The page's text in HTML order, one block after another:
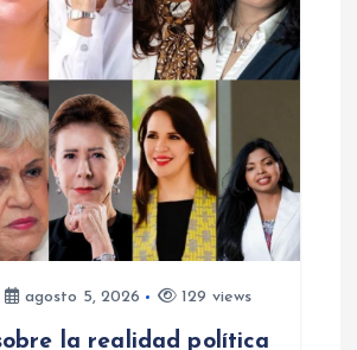
agosto 5, 2026 129 views
la realidad política